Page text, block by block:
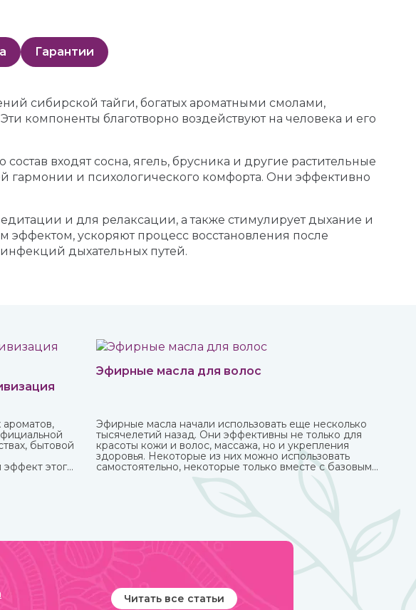
Гарантии
сибирской тайги, богатых ароматными смолами,
компоненты благотворно воздействуют на человека и его
входят сосна, ягель, брусника и другие растительные
гармонии и психологического комфорта. Они эффективно
и для релаксации, а также стимулирует дыхание и
ускоряют процесс восстановления после
дыхательных путей.
бытовой
этого
Эфирные масла для волос
Эфирные масла начали использовать еще несколько
тысячелетий назад. Они эффективны не только для
красоты кожи и волос, массажа, но и укрепления
здоровья. Некоторые из них можно использовать
самостоятельно, некоторые только вместе с базовым
маслом из-за весьма агрессивного действия. Купите
любые эфирные масла в интернет-магазине
Читать все статьи